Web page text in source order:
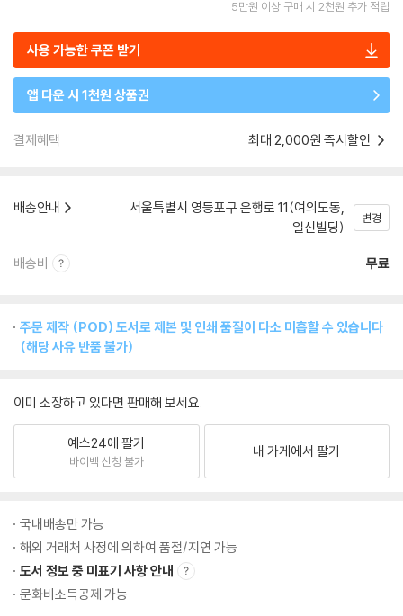
5만원 이상 구매 시 2천원 추가 적립
사용 가능한 쿠폰 받기
앱 다운 시 1천원 상품권
결제혜택 최대 2,000원 즉시할인
배송안내
서울특별시 영등포구 은행로 11(여의도동,
일신빌딩)
변경
배송비 무료
주문 제작 (POD) 도서로 제본 및 인쇄 품질이 다소 미흡할 수 있습니다
(해당 사유 반품 불가)
이미 소장하고 있다면 판매해 보세요.
예스24에 팔기
바이백 신청 불가
내 가게에서 팔기
국내배송만 가능
해외 거래처 사정에 의하여 품절/지연 가능
도서 정보 중 미표기 사항 안내
문화비소득공제 가능